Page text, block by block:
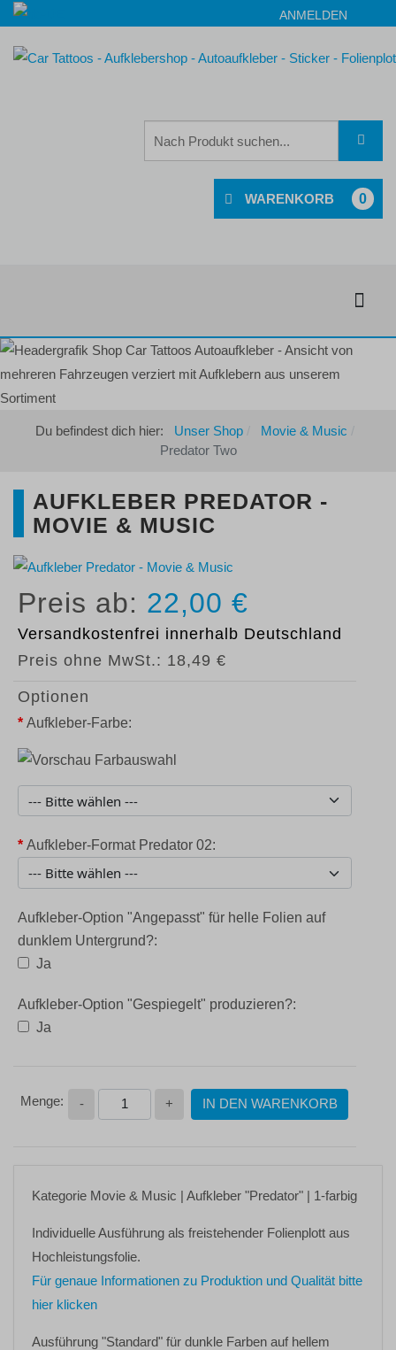
ANMELDEN
0
Du befindest dich hier: Unser Shop
Movie & Music
Predator Two
AUFKLEBER PREDATOR -
MOVIE & MUSIC
22,00 €
Versandkostenfrei innerhalb Deutschland
Preis ohne MwSt.: 18,49 €
Optionen
* Aufkleber-Farbe:
* Aufkleber-Format Predator 02:
Aufkleber-Option "Angepasst" für helle Folien auf
dunklem Untergrund?:
Ja
Aufkleber-Option "Gespiegelt" produzieren?:
Ja
- + IN DEN WARENKORB
Kategorie Movie & Music | Aufkleber "Predator" | 1-farbig
Individuelle Ausführung als freistehender Folienplott aus
Hochleistungsfolie.
Für genaue Informationen zu Produktion und Qualität bitte
hier klicken
Ausführung "Standard" für dunkle Farben auf hellem